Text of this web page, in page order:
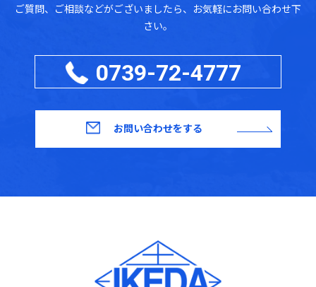
ご質問、ご相談などがございましたら、お気軽にお問い合わせ下
さい。
0739-72-4777
お問い合わせをする